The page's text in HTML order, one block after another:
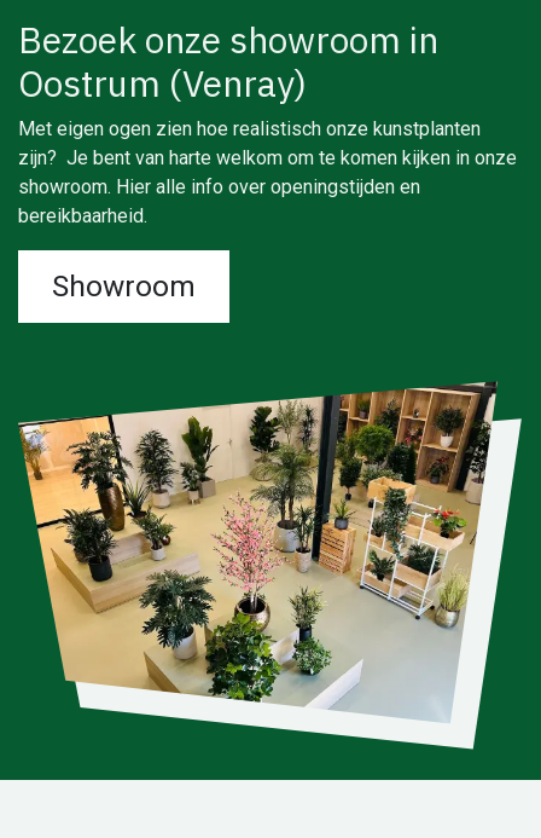
Bezoek onze showroom in
Oostrum (Venray)
Met eigen ogen zien hoe realistisch onze kunstplanten
zijn? Je bent van harte welkom om te komen kijken in onze
showroom. Hier alle info over openingstijden en
bereikbaarheid.
Showroom